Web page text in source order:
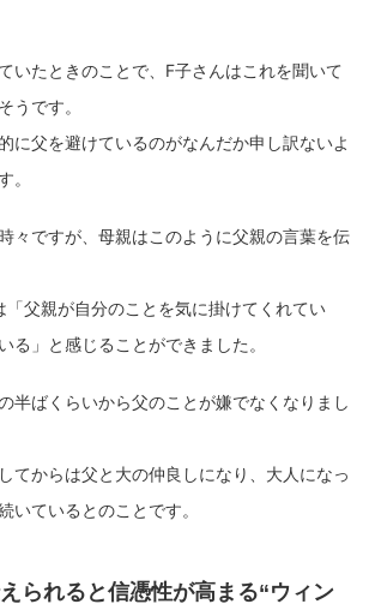
いたときのことで、F子さんはこれを聞いて
うです。
に父を避けているのがなんだか申し訳ないよ
。
々ですが、母親はこのように父親の言葉を伝
「父親が自分のことを気に掛けてくれてい
る」と感じることができました。
半ばくらいから父のことが嫌でなくなりまし
てからは父と大の仲良しになり、大人になっ
いているとのことです。
られると信憑性が高まる“ウィン